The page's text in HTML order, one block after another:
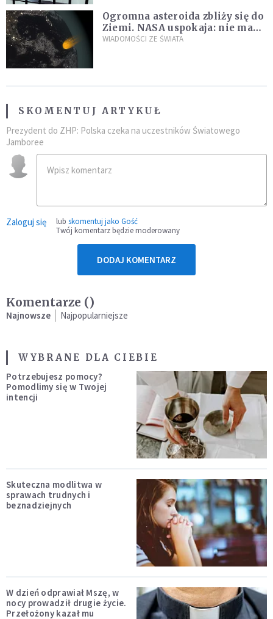
Ogromna asteroida zbliży się do
Ziemi. NASA uspokaja: nie ma
zagrożenia
WIADOMOŚCI ZE ŚWIATA
SKOMENTUJ ARTYKUŁ
Prezydent do ZHP: Polska czeka na uczestników Światowego
Jamboree
Zaloguj się lub skomentuj jako Gość
Twój komentarz będzie moderowany
DODAJ KOMENTARZ
Komentarze ()
Najnowsze Najpopularniejsze
WYBRANE DLA CIEBIE
Potrzebujesz pomocy?
Pomodlimy się w Twojej
intencji
Skuteczna modlitwa w
sprawach trudnych i
beznadziejnych
W dzień odprawiał Mszę, w
nocy prowadził drugie życie.
Przełożony kazał mu